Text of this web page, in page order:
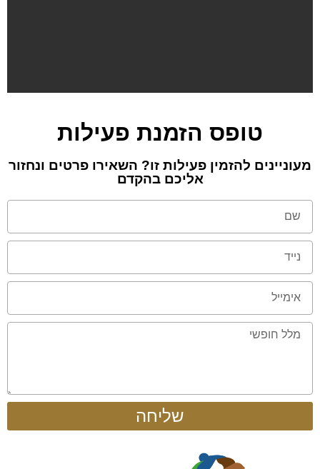
טופס הזמנת פעילות
מעוניינים להזמין פעילות זו? השאירו פרטים ונחזור
אליכם בהקדם
שליחה